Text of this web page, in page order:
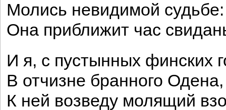
Молись невидимой судьбе:
Она приближит час
И я, с пустынных финских
В отчизне бранного Одена,
К ней возведу молящий